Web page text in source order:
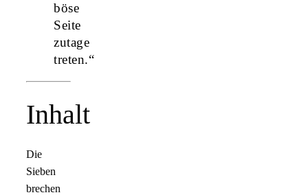
böse
Seite
zutage
treten.“
Inhalt
Die
Sieben
brechen